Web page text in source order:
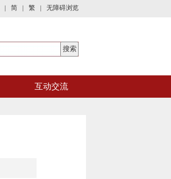
| 简 | 繁 | 无障碍浏览
互动交流